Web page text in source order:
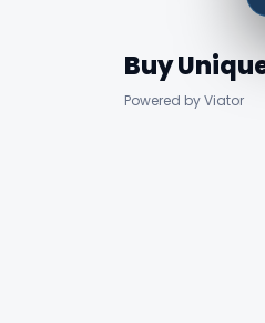
Buy
Powered by Viator